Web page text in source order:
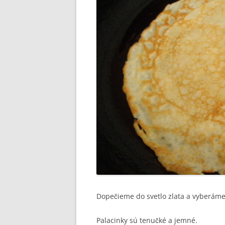
Dopečieme do svetlo zlata a
Palacinky sú tenučké a jemné.